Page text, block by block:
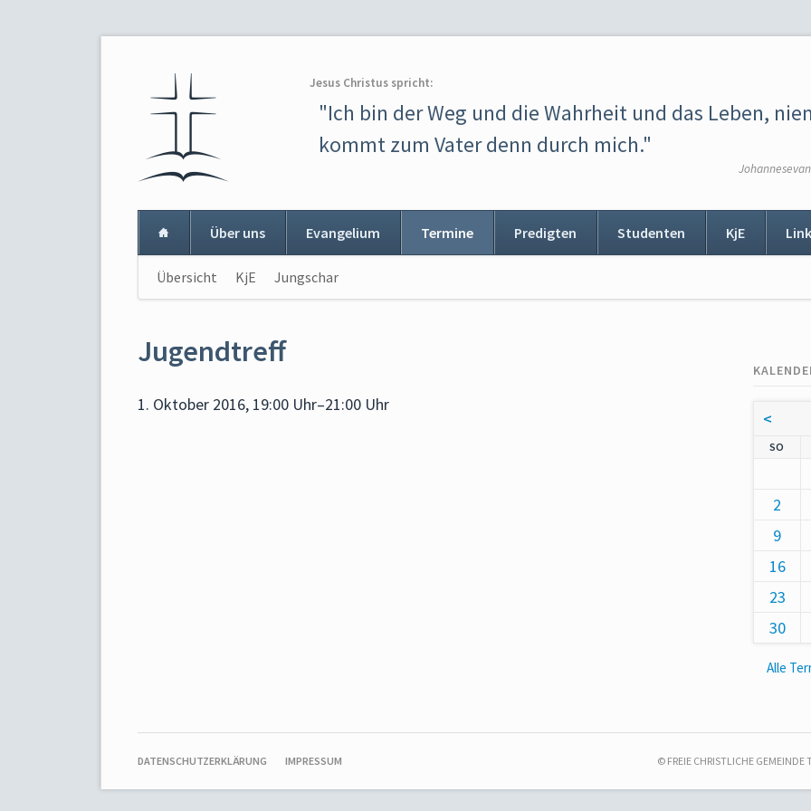
Jesus Christus spricht:
"Ich bin der Weg und die Wahrheit und das Leben,
kommt zum Vater denn durch mich."
Über uns Evangelium Termine Predigten Studenten KjE
Navigation
überspringen
Übersicht KjE Jungschar
Jugendtreff
1. Oktober 2016, 19:00 Uhr–21:00 Uhr
<
SO
2
9
16
23
30
Alle
NAVIGATION
DATENSCHUTZERKLÄRUNG IMPRESSUM © FREIE CHRISTLICHE GEMEINDE